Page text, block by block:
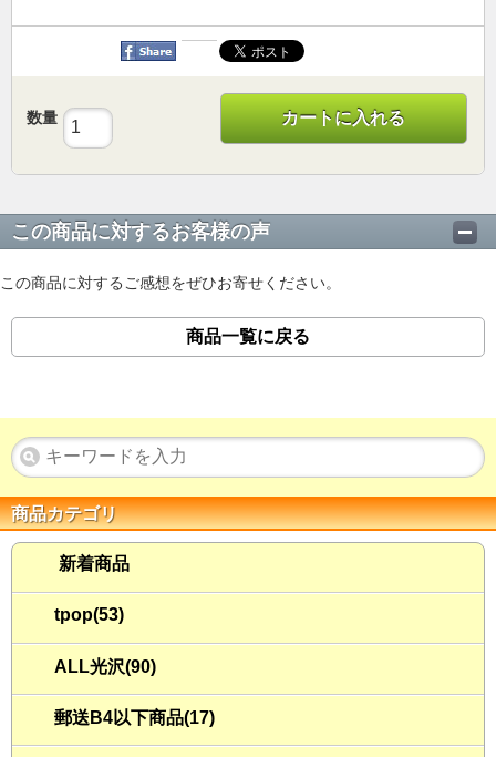
数量 カートに入れる
この商品に対するお客様の声
この商品に対するご感想をぜひお寄せください。
商品一覧に戻る
商品カテゴリ
新着商品
tpop(53)
ALL光沢(90)
郵送B4以下商品(17)